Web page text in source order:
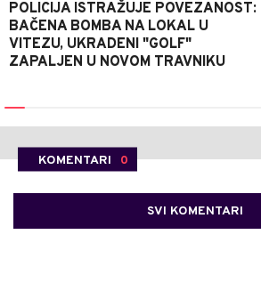
POLICIJA ISTRAŽUJE POVEZANOST:
BAČENA BOMBA NA LOKAL U
VITEZU, UKRADENI "GOLF"
ZAPALJEN U NOVOM TRAVNIKU
KOMENTARI 0
SVI KOMENTARI